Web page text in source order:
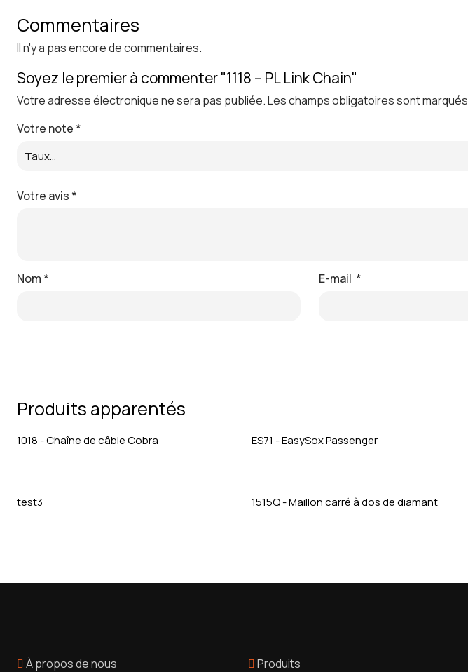
Commentaires
Il n'y a pas encore de commentaires.
Soyez le premier à commenter "1118 – PL Link Chain"
Votre adresse électronique ne sera pas publiée.Les champs obligatoires sont marqués
Votre note *
Votre avis *
Nom * E-mail *
Produits apparentés
1018 - Chaîne de câble Cobra ES71 - EasySox Passenger
test3 1515Q - Maillon carré à dos de diamant
À propos de nous Produits